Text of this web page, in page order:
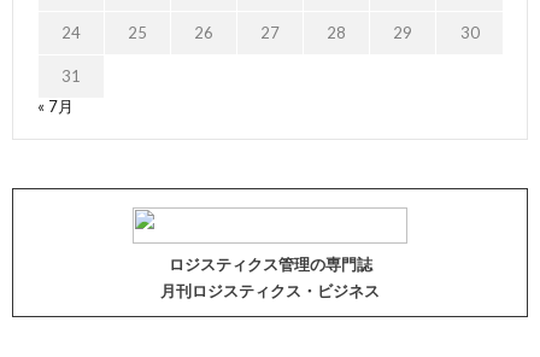
24 25 26 27 28 29 30
31
« 7月
ロジスティクス管理の専門誌
月刊ロジスティクス・ビジネス